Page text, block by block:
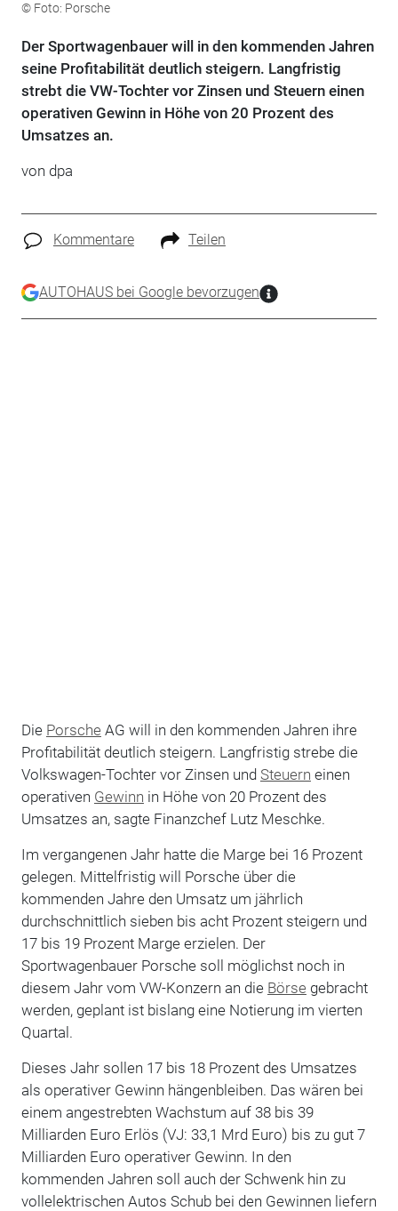
© Foto: Porsche
Der Sportwagenbauer will in den kommenden Jahren
seine Profitabilität deutlich steigern. Langfristig
strebt die VW-Tochter vor Zinsen und Steuern einen
operativen Gewinn in Höhe von 20 Prozent des
Umsatzes an.
von dpa
Kommentare Teilen
AUTOHAUS bei Google bevorzugen
Die Porsche AG will in den kommenden Jahren ihre
Profitabilität deutlich steigern. Langfristig strebe die
Volkswagen-Tochter vor Zinsen und Steuern einen
operativen Gewinn in Höhe von 20 Prozent des
Umsatzes an, sagte Finanzchef Lutz Meschke.
Im vergangenen Jahr hatte die Marge bei 16 Prozent
gelegen. Mittelfristig will Porsche über die
kommenden Jahre den Umsatz um jährlich
durchschnittlich sieben bis acht Prozent steigern und
17 bis 19 Prozent Marge erzielen. Der
Sportwagenbauer Porsche soll möglichst noch in
diesem Jahr vom VW-Konzern an die Börse gebracht
werden, geplant ist bislang eine Notierung im vierten
Quartal.
Dieses Jahr sollen 17 bis 18 Prozent des Umsatzes
als operativer Gewinn hängenbleiben. Das wären bei
einem angestrebten Wachstum auf 38 bis 39
Milliarden Euro Erlös (VJ: 33,1 Mrd Euro) bis zu gut 7
Milliarden Euro operativer Gewinn. In den
kommenden Jahren soll auch der Schwenk hin zu
vollelektrischen Autos Schub bei den Gewinnen liefern